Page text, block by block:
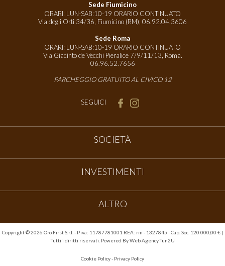
Sede Fiumicino
ORARI: LUN-SAB:10-19 ORARIO CONTINUATO
Via degli Orti 34/36, Fiumicino (RM), 06.92.04.3606
Sede Roma
ORARI: LUN-SAB:10-19 ORARIO CONTINUATO
Via Giacinto de Vecchi Pieralice 7/9/11/13, Roma.
06.96.52.7656
PARCHEGGIO GRATUITO AL CIVICO 12
SEGUICI
SOCIETÀ
INVESTIMENTI
ALTRO
Copyright ©2026 Oro First S.r.l. - P.iva: 11787781001 REA: rm - 1327845 | Cap. Soc. 120.000,00 € |
Tutti i diritti riservati. Powered ByWeb Agency Tun2U
Cookie Policy- Privacy Policy